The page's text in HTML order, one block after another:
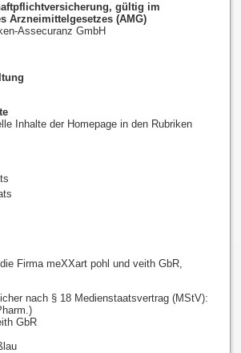
gültig im
Arzneimittelgesetzes (AMG)
Assecuranz GmbH
Inhalte der Homepage in den Rubriken
Firma meXXart pohl und veith GbR,
nach § 18 Medienstaatsvertrag (MStV):
GbR